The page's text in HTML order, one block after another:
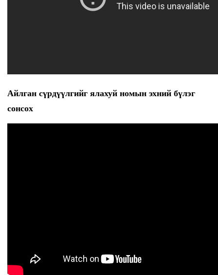
Айлган сүрдүүлгийг ялахуй номын эхний бүлэг
сонсох